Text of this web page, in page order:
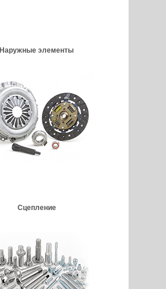
Наружные элементы
Сцепление